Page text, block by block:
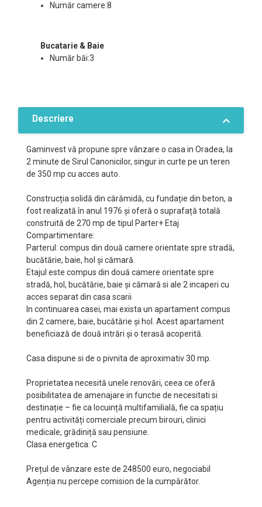
Număr camere:8
Bucatarie & Baie
Număr băi:3
Descriere
Gaminvest vă propune spre vânzare o casa in Oradea, la
2 minute de Sirul Canonicilor, singur in curte pe un teren
de 350 mp cu acces auto.
Construcția solidă din cărămidă, cu fundație din beton, a
fost realizată în anul 1976 și oferă o suprafață totală
construită de 270 mp de tipul Parter+ Etaj
Compartimentare:
Parterul: compus din două camere orientate spre stradă,
bucătărie, baie, hol și cămară.
Etajul este compus din două camere orientate spre
stradă, hol, bucătărie, baie și cămară si ale 2 incaperi cu
acces separat din casa scarii
In continuarea casei, mai exista un apartament compus
din 2 camere, baie, bucătărie și hol. Acest apartament
beneficiază de două intrări și o terasă acoperită.
Casa dispune si de o pivnita de aproximativ 30 mp.
Proprietatea necesită unele renovări, ceea ce oferă
posibilitatea de amenajare in functie de necesitati si
destinație – fie ca locuință multifamilială, fie ca spațiu
pentru activități comerciale precum birouri, clinici
medicale, grădiniță sau pensiune.
Clasa energetica: C
Prețul de vânzare este de 248500 euro, negociabil
Agenția nu percepe comision de la cumpărător.